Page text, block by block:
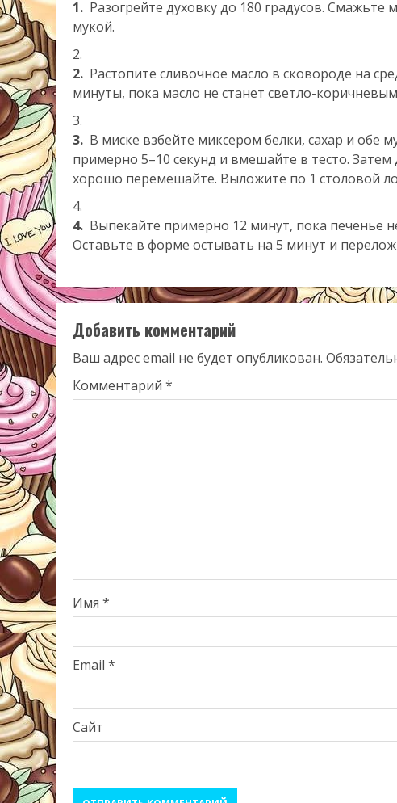
1. Разогрейте духовку до 180 градусов.
мукой.
2. Растопите сливочное масло в сковороде на
минуты, пока масло не станет светло-
3. В миске взбейте миксером белки, сахар и обе
примерно 5–10 секунд и вмешайте в тесто.
хорошо перемешайте. Выложите по 1 столовой
4. Выпекайте примерно 12 минут, пока печенье
Оставьте в форме остывать на 5 минут и
Добавить комментарий
Ваш адрес email не будет опубликован.
Комментарий *
Имя *
Email *
Сайт